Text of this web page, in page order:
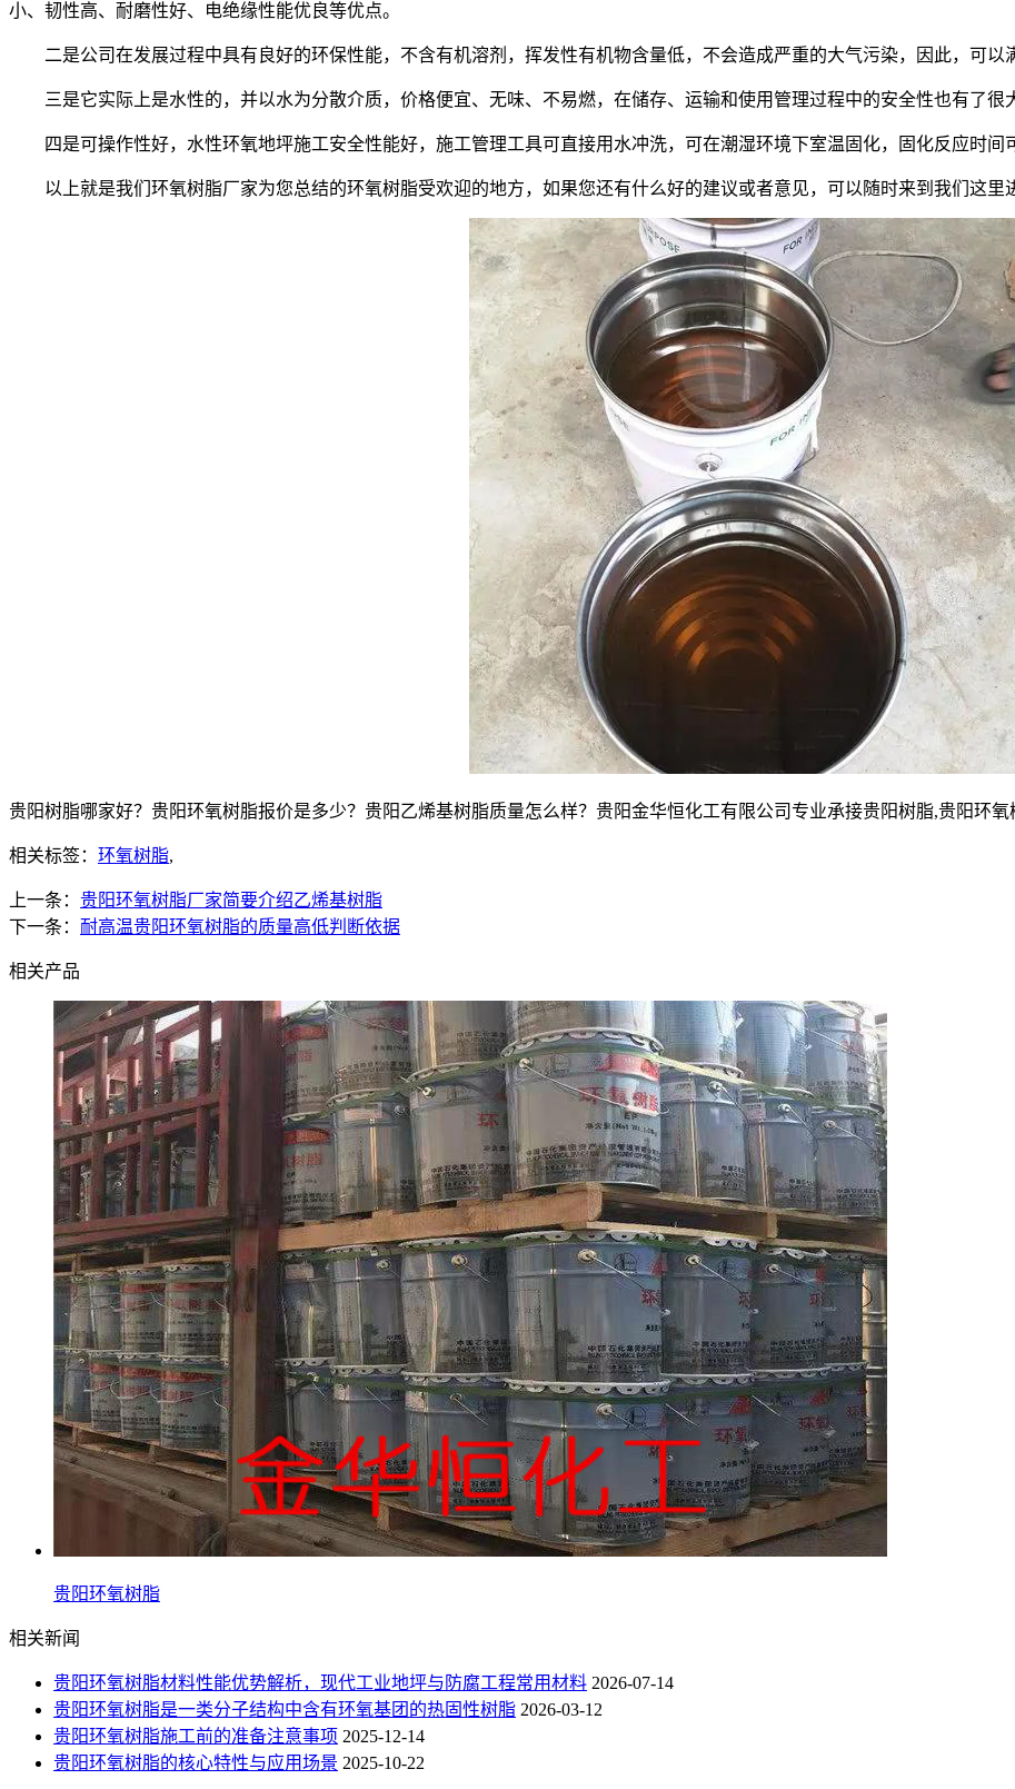
小、韧性高、耐磨性好、电绝缘性能优良等优点。
二是公司在发展过程中具有良好的环保性能，不含有机溶剂，挥发性有机物含量低，不会造成严重的大气污染，因此，可以
三是它实际上是水性的，并以水为分散介质，价格便宜、无味、不易燃，在储存、运输和使用管理过程中的安全性也有了很
四是可操作性好，水性环氧地坪施工安全性能好，施工管理工具可直接用水冲洗，可在潮湿环境下室温固化，固化反应时间
以上就是我们环氧树脂厂家为您总结的环氧树脂受欢迎的地方，如果您还有什么好的建议或者意见，可以随时来到我们这里
贵阳树脂哪家好？贵阳环氧树脂报价是多少？贵阳乙烯基树脂质量怎么样？贵阳金华恒化工有限公司专业承接贵阳树脂,贵阳环氧
相关标签： 环氧树脂,
上一条： 贵阳环氧树脂厂家简要介绍乙烯基树脂
下一条： 耐高温贵阳环氧树脂的质量高低判断依据
相关产品
贵阳环氧树脂
相关新闻
贵阳环氧树脂材料性能优势解析，现代工业地坪与防腐工程常用材料 2026-07-14
贵阳环氧树脂是一类分子结构中含有环氧基团的热固性树脂 2026-03-12
贵阳环氧树脂施工前的准备注意事项 2025-12-14
贵阳环氧树脂的核心特性与应用场景 2025-10-22